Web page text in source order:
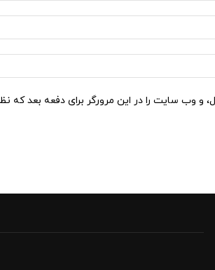
و وب سایت را در این مرورگر برای دفعه بعد که